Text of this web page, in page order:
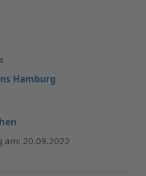
Hamburg
am: 20.09.2022